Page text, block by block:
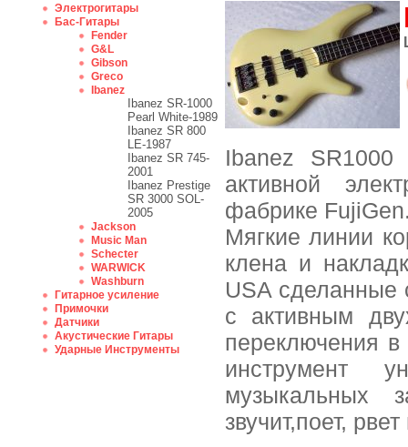
Электрогитары
Бас-Гитары
Fender
G&L
Gibson
Greco
Ibanez
Ibanez SR-1000
Pearl White-1989
Ibanez SR 800
LE-1987
Ibanez SR 745-
2001
Ibanez Prestige
SR 3000 SOL-
2005
Jackson
Music Man
Schecter
WARWICK
Washburn
Гитарное усиление
Примочки
Датчики
Акустические Гитары
Ударные Инструменты
Ibanez
активной
фабрике
Мягкие линии
клена и
USA сделанные
с активным
переключения
инструмент
музыкальных
звучит,поет,